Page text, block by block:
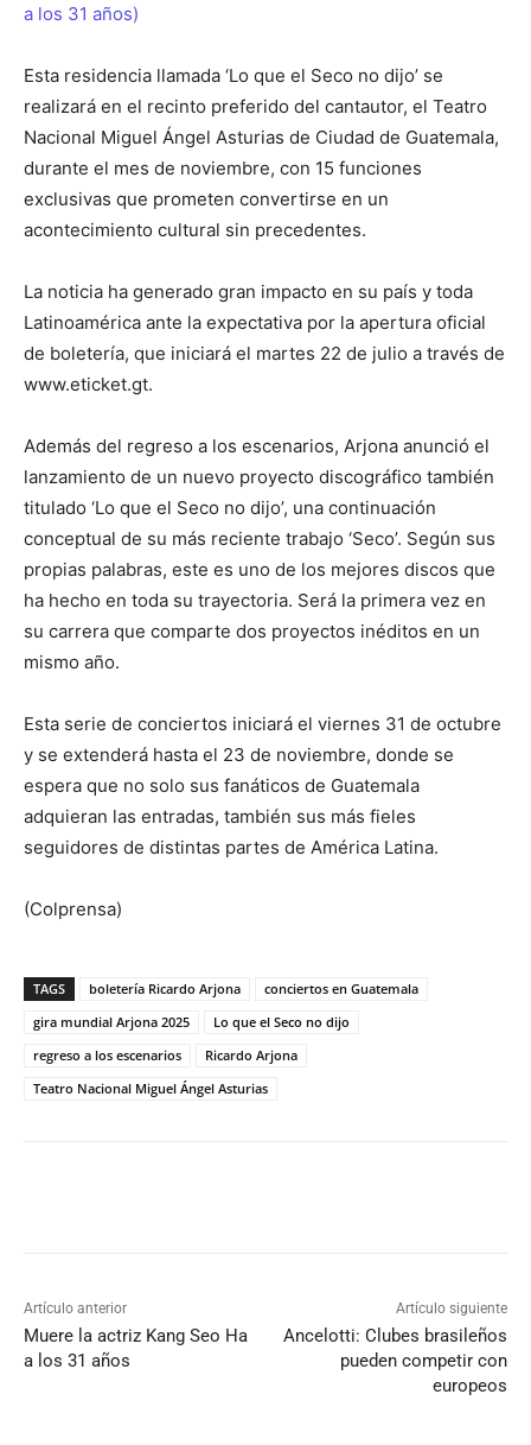
a los 31 años)
Esta residencia llamada ‘Lo que el Seco no dijo’ se
realizará en el recinto preferido del cantautor, el Teatro
Nacional Miguel Ángel Asturias de Ciudad de Guatemala,
durante el mes de noviembre, con 15 funciones
exclusivas que prometen convertirse en un
acontecimiento cultural sin precedentes.
La noticia ha generado gran impacto en su país y toda
Latinoamérica ante la expectativa por la apertura oficial
de boletería, que iniciará el martes 22 de julio a través de
www.eticket.gt.
Además del regreso a los escenarios, Arjona anunció el
lanzamiento de un nuevo proyecto discográfico también
titulado ‘Lo que el Seco no dijo’, una continuación
conceptual de su más reciente trabajo ‘Seco’. Según sus
propias palabras, este es uno de los mejores discos que
ha hecho en toda su trayectoria. Será la primera vez en
su carrera que comparte dos proyectos inéditos en un
mismo año.
Esta serie de conciertos iniciará el viernes 31 de octubre
y se extenderá hasta el 23 de noviembre, donde se
espera que no solo sus fanáticos de Guatemala
adquieran las entradas, también sus más fieles
seguidores de distintas partes de América Latina.
(Colprensa)
TAGS boletería Ricardo Arjona
conciertos en Guatemala
gira mundial Arjona 2025
Lo que el Seco no dijo
regreso a los escenarios
Ricardo Arjona
Teatro Nacional Miguel Ángel Asturias
Artículo anterior
Muere la actriz Kang Seo Ha
a los 31 años
Artículo siguiente
Ancelotti: Clubes brasileños
pueden competir con
europeos